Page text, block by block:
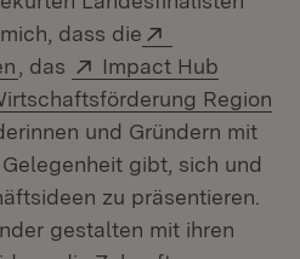
dass die
(Öffnet in neuem Fenster)
, das Extern:
Impact Hub
Fenster)
Region
in neuem Fenster)
und Gründern mit
gibt, sich und
zu präsentieren.
gestalten mit ihren